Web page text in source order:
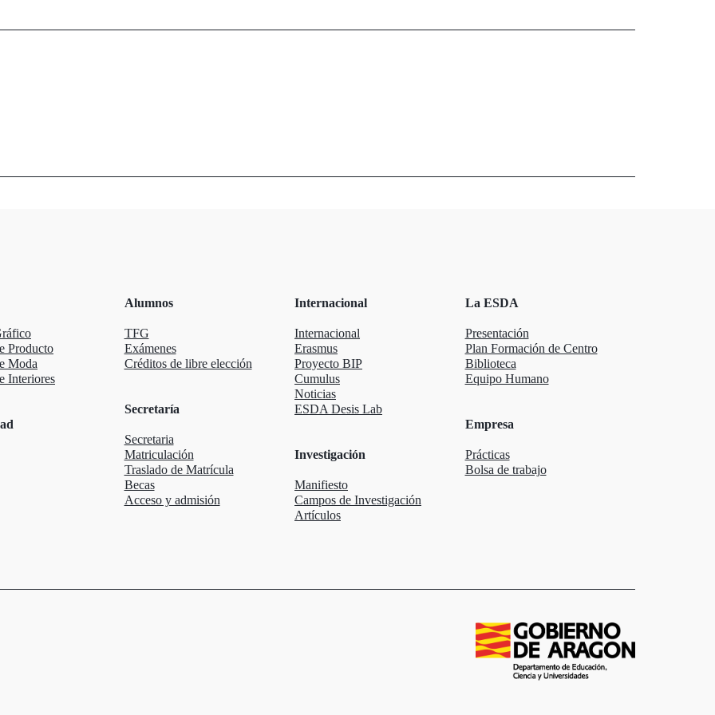
Producto
Moda
Interiores
Alumnos
TFG
Exámenes
Créditos de libre elección
Secretaría
Secretaria
Matriculación
Traslado de Matrícula
Becas
Acceso y admisión
Internacional
Internacional
Erasmus
Proyecto BIP
Cumulus
Noticias
ESDA Desis Lab
Investigación
Manifiesto
Campos de Investigación
Artículos
La ESDA
Presentación
Plan Formación de Centro
Biblioteca
Equipo Humano
Empresa
Prácticas
Bolsa de trabajo